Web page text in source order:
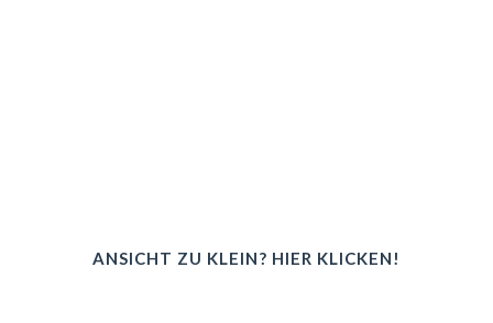
ANSICHT ZU KLEIN? HIER KLICKEN!